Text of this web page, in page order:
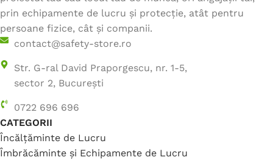
prin echipamente de lucru și protecție, atât pentru
persoane fizice, cât și companii.
contact@safety-store.ro
Str. G-ral David Praporgescu, nr. 1-5,
sector 2, București
0722 696 696
CATEGORII
Încălțăminte de Lucru
Îmbrăcăminte și Echipamente de Lucru